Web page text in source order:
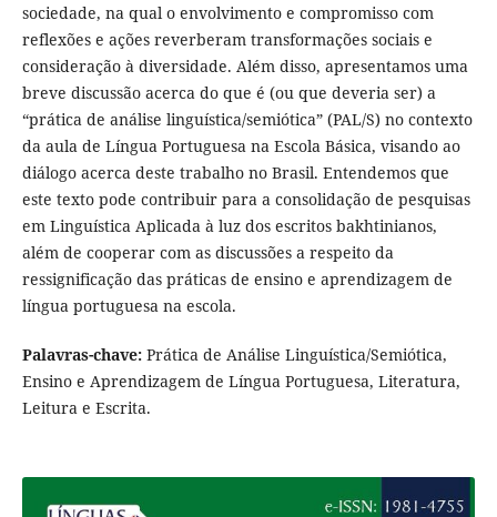
sociedade, na qual o envolvimento e compromisso com
reflexões e ações reverberam transformações sociais e
consideração à diversidade. Além disso, apresentamos uma
breve discussão acerca do que é (ou que deveria ser) a
“prática de análise linguística/semiótica” (PAL/S) no contexto
da aula de Língua Portuguesa na Escola Básica, visando ao
diálogo acerca deste trabalho no Brasil. Entendemos que
este texto pode contribuir para a consolidação de pesquisas
em Linguística Aplicada à luz dos escritos bakhtinianos,
além de cooperar com as discussões a respeito da
ressignificação das práticas de ensino e aprendizagem de
língua portuguesa na escola.
Palavras-chave:Prática de Análise Linguística/Semiótica,
Ensino e Aprendizagem de Língua Portuguesa, Literatura,
Leitura e Escrita.